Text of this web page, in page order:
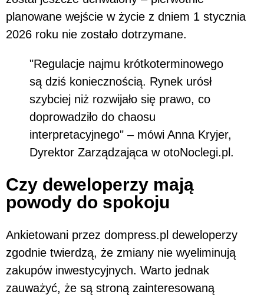
planowane wejście w życie z dniem 1 stycznia
2026 roku nie zostało dotrzymane.
"Regulacje najmu krótkoterminowego
są dziś koniecznością. Rynek urósł
szybciej niż rozwijało się prawo, co
doprowadziło do chaosu
interpretacyjnego" – mówi Anna Kryjer,
Dyrektor Zarządzająca w otoNoclegi.pl.
Czy deweloperzy mają
powody do spokoju
Ankietowani przez dompress.pl deweloperzy
zgodnie twierdzą, że zmiany nie wyeliminują
zakupów inwestycyjnych. Warto jednak
zauważyć, że są stroną zainteresowaną